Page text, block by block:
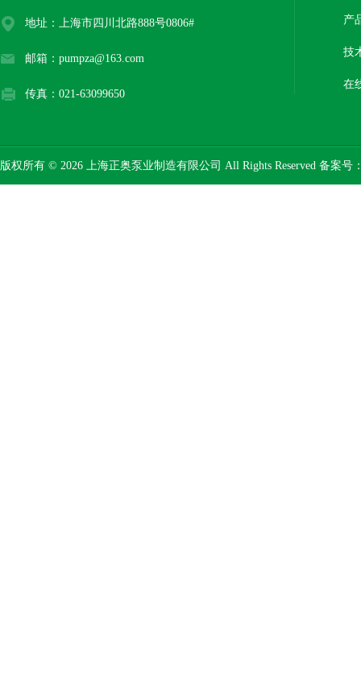
地址：上海市四川北路888号0806#
邮箱：pumpza@163.com
传真：021-63099650
产
技
在
版权所有 © 2026 上海正奥泵业制造有限公司 All Rights Reserved 备案号